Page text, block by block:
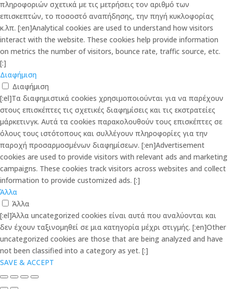
πληροφοριών σχετικά με τις μετρήσεις τον αριθμό των
επισκεπτών, το ποσοστό αναπήδησης, την πηγή κυκλοφορίας
κ.λπ. [:en]Analytical cookies are used to understand how visitors
interact with the website. These cookies help provide information
on metrics the number of visitors, bounce rate, traffic source, etc.
[:]
Διαφήμιση
Διαφήμιση
[:el]Τα διαφημιστικά cookies χρησιμοποιούνται για να παρέχουν
στους επισκέπτες τις σχετικές διαφημίσεις και τις εκστρατείες
μάρκετινγκ. Αυτά τα cookies παρακολουθούν τους επισκέπτες σε
όλους τους ιστότοπους και συλλέγουν πληροφορίες για την
παροχή προσαρμοσμένων διαφημίσεων. [:en]Advertisement
cookies are used to provide visitors with relevant ads and marketing
campaigns. These cookies track visitors across websites and collect
information to provide customized ads. [:]
Άλλα
Άλλα
[:el]Άλλα uncategorized cookies είναι αυτά που αναλύονται και
δεν έχουν ταξινομηθεί σε μια κατηγορία μέχρι στιγμής. [:en]Other
uncategorized cookies are those that are being analyzed and have
not been classified into a category as yet. [:]
SAVE & ACCEPT